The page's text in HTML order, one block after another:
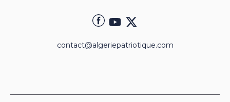
contact@algeriepatriotique.com